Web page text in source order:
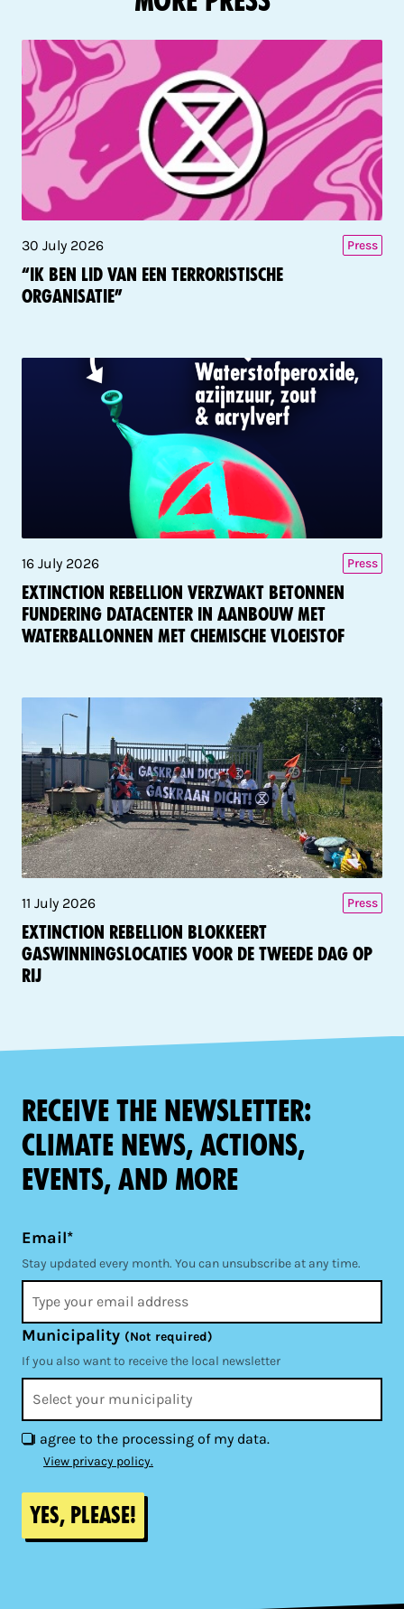
30 July 2026 Press
“Ik ben lid van een terroristische
organisatie”
16 July 2026 Press
Extinction Rebellion verzwakt betonnen
fundering datacenter in aanbouw met
waterballonnen met chemische vloeistof
11 July 2026 Press
Extinction Rebellion blokkeert
gaswinningslocaties voor de tweede dag op
rij
Receive the newsletter:
climate news, actions,
events, and more
Email*
Stay updated every month. You can unsubscribe at any time.
Municipality (Not required)
If you also want to receive the local newsletter
I agree to the processing of my data.
View privacy policy.
Yes, please!